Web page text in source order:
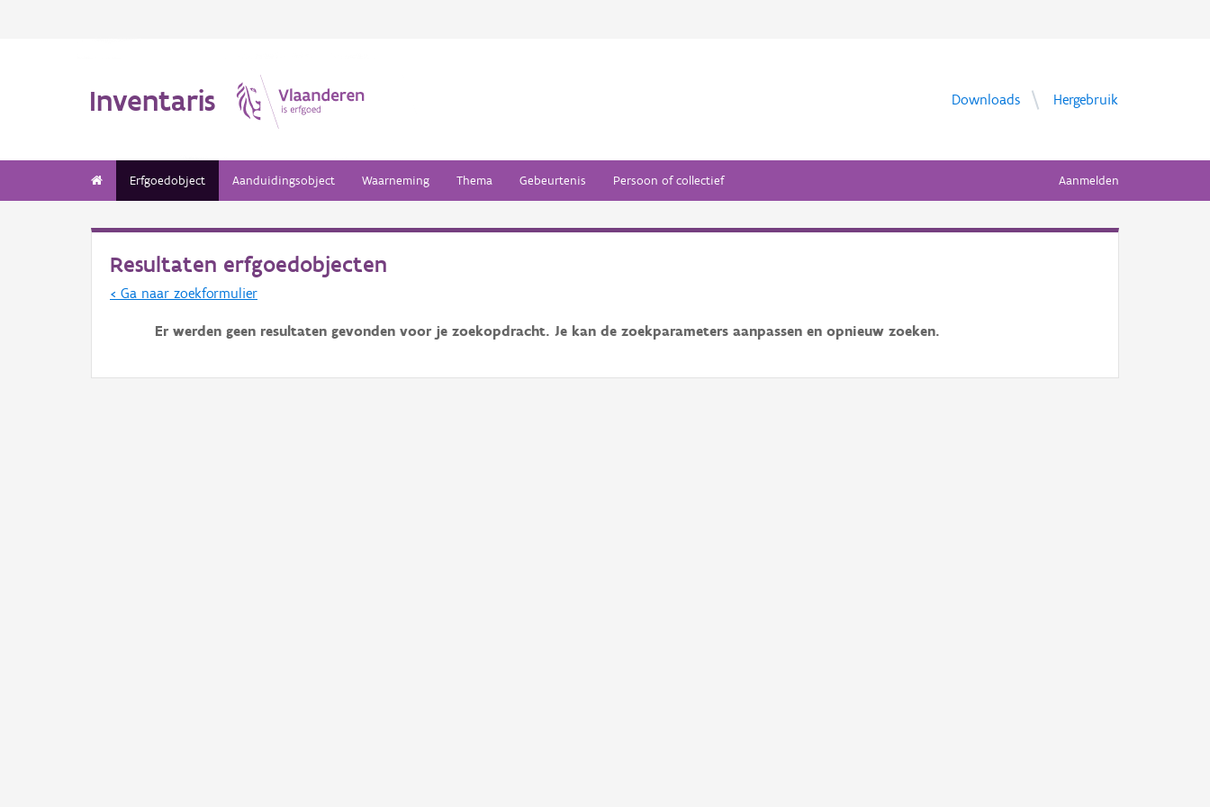
Inventaris Downloads Hergebruik
Erfgoedobject Aanduidingsobject Waarneming Thema Gebeurtenis Persoon of collectief Aanmelden
Resultaten erfgoedobjecten
< Ga naar zoekformulier
Er werden geen resultaten gevonden voor je zoekopdracht. Je kan de zoekparameters aanpassen en opnieuw zoeken.